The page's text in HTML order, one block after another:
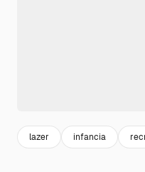
lazer infancia